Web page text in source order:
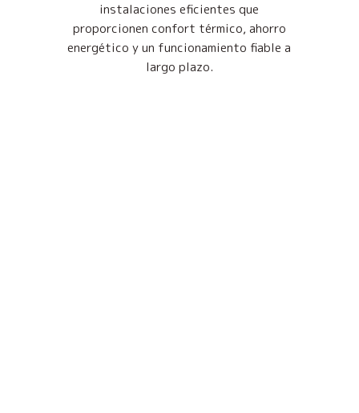
instalaciones eficientes que
proporcionen confort térmico, ahorro
energético y un funcionamiento fiable a
largo plazo.